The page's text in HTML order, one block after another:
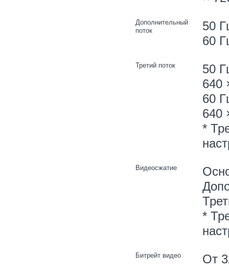
Дополнительный
поток
50
60
Третий поток
50
640
60
640
*
Видеосжатие
*
Битрейт видео От